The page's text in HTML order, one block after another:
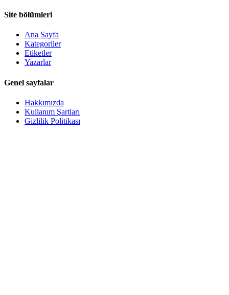
Site bölümleri
Ana Sayfa
Kategoriler
Etiketler
Yazarlar
Genel sayfalar
Hakkımızda
Kullanım Şartları
Gizlilik Politikası